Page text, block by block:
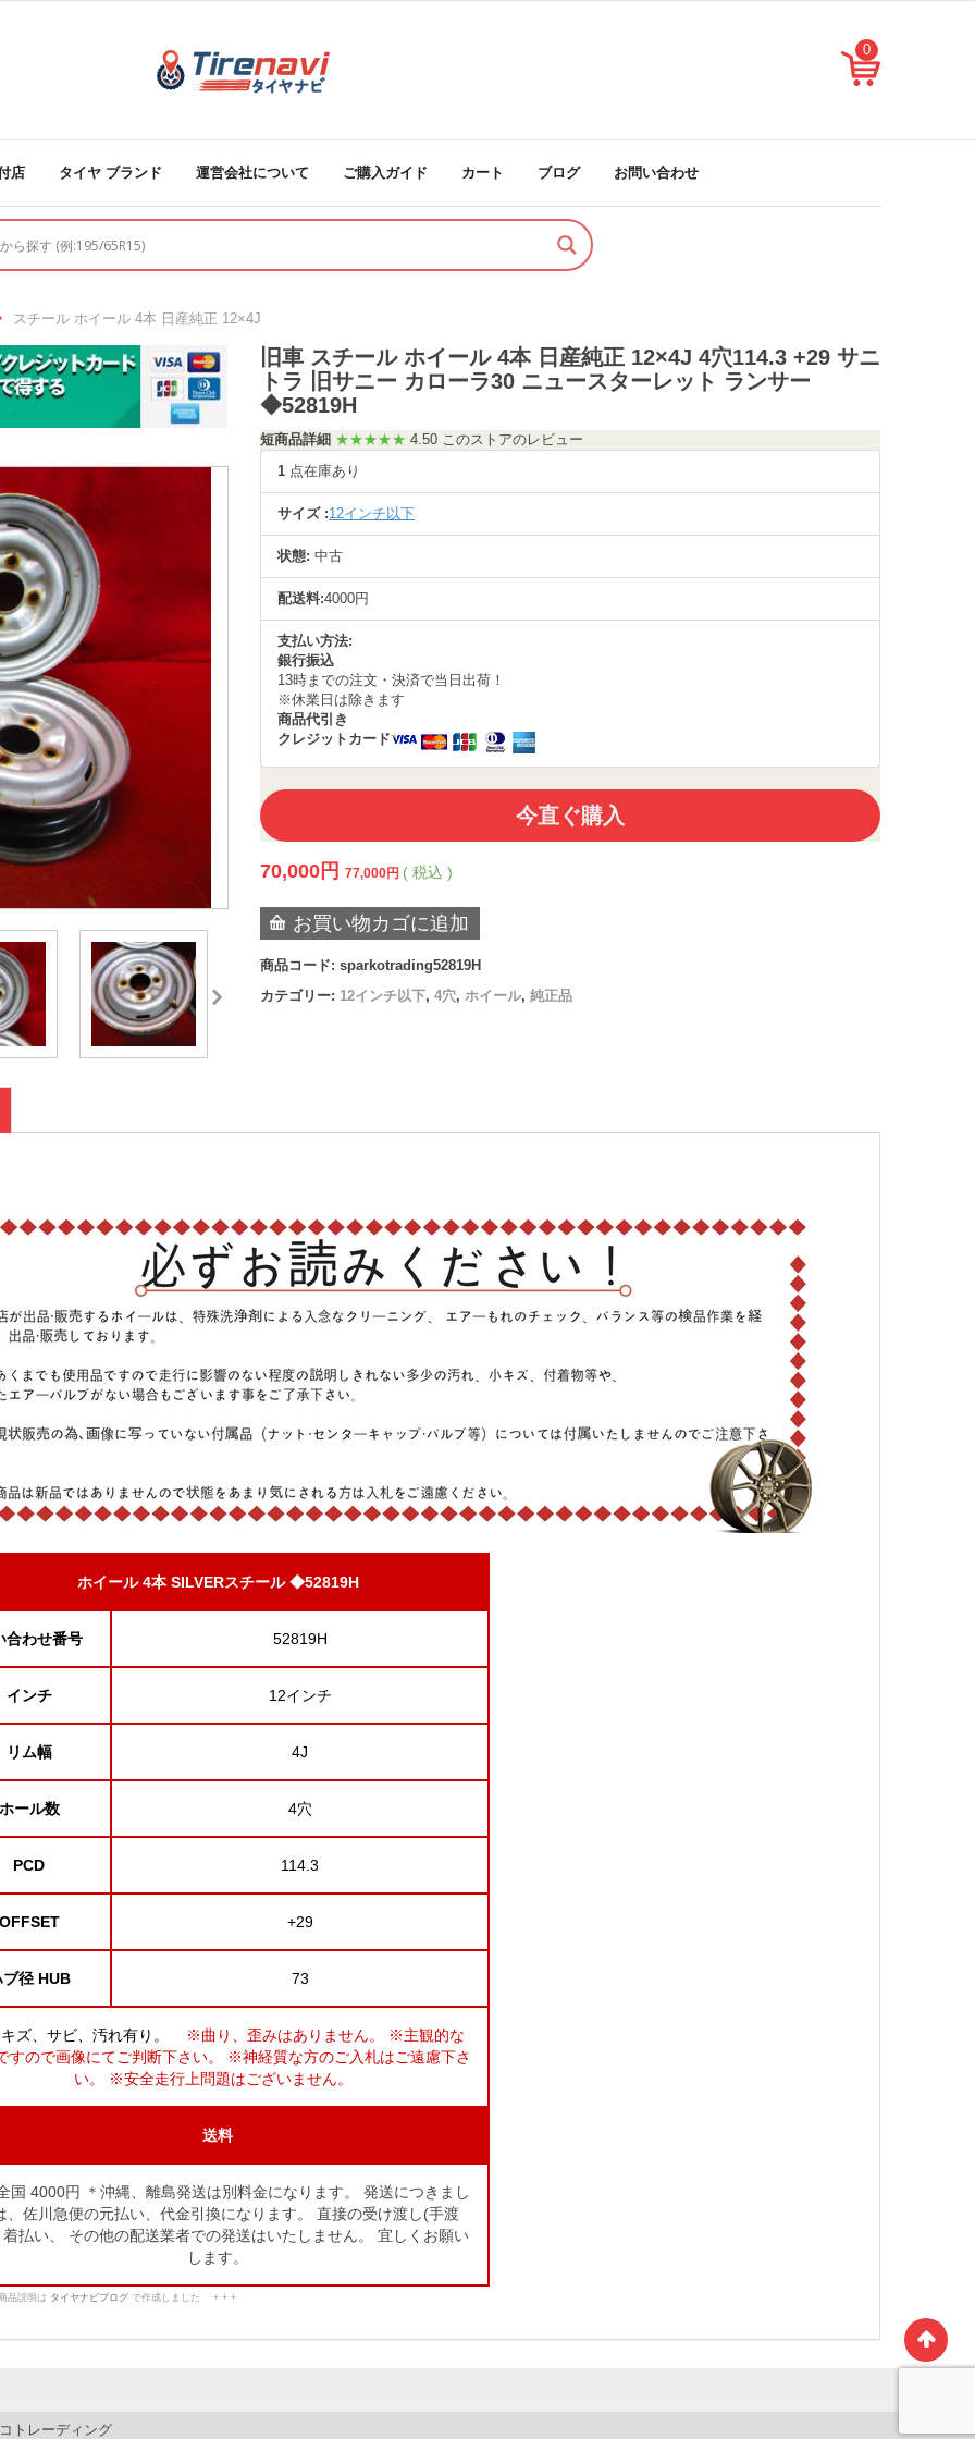
0
店 タイヤ ブランド 運営会社について ご購入ガイド カート ブログ お問い合わせ
スチール ホイール 4本 日産純正 12×4J
旧車 スチール ホイール 4本 日産純正 12×4J 4穴114.3 +29 サニ
トラ 旧サニー カローラ30 ニュースターレット ランサー
◆52819H
短商品詳細 ★★★★★ 4.50 このストアのレビュー
1 点在庫あり
サイズ :12インチ以下
状態: 中古
配送料:4000円
支払い方法:
銀行振込
13時までの注文・決済で当日出荷！
※休業日は除きます
商品代引き
クレジットカード
今直ぐ購入
70,000 円 77,000円 ( 税込 )
お買い物カゴに追加
商品コード: sparkotrading52819H
カテゴリー: 12インチ以下, 4穴, ホイール, 純正品
ホイール 4本 SILVERスチール ◆52819H
合わせ番号 52819H
インチ 12インチ
リム幅 4J
ール数 4穴
PCD 114.3
+29
ブ径 HUB 73
ズ、サビ、汚れ有り。
※曲り、歪みはありません。 ※主観的な
すので画像にてご判断下さい。 ※神経質な方のご入札はご遠慮下さ
い。 ※安全走行上問題はございません。
送料
国 4000円 ＊沖縄、離島発送は別料金になります。 発送につきまし
、佐川急便の元払い、代金引換になります。
直接の受け渡し(手渡
払い、
その他の配送業者での発送はいたしません。
宜しくお願い
します。
品説明は タイヤナビブログ で作成しました + + +
トレーディング